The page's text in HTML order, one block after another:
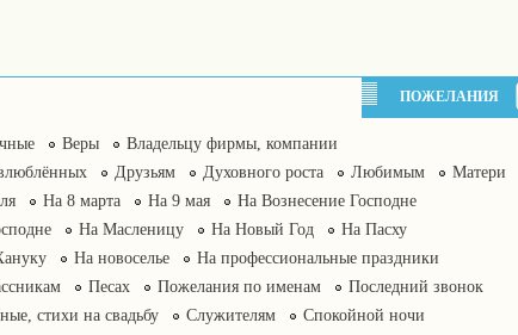
ПОЖЕЛАНИЯ
Веры
Владельцу фирмы, компании
Друзьям Духовного роста Любимым
Матери
На 8 марта На 9 мая
На Вознесение Господне
На Масленицу На Новый Год
На Пасху
На новоселье
На профессиональные праздники
Песах Пожелания по именам
Последний звонок
стихи на свадьбу Служителям Спокойной ночи